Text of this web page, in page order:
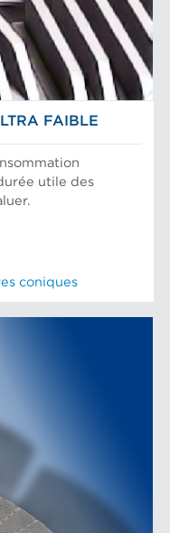
FAIBLE
utile des
coniques